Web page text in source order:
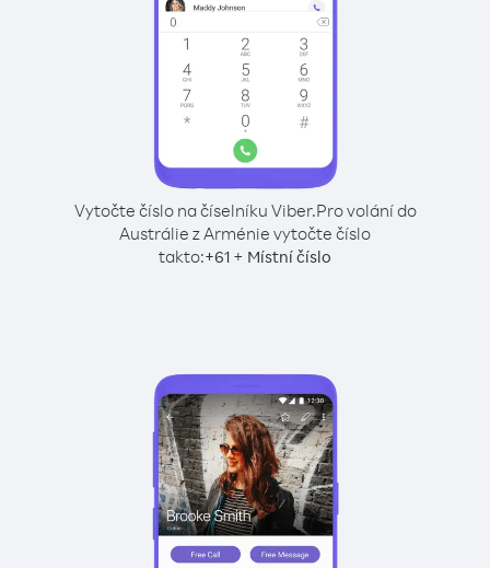
Vytočte číslo na číselníku Viber.Pro volání do
Austrálie z Arménie vytočte číslo
takto:+61 + Místní číslo